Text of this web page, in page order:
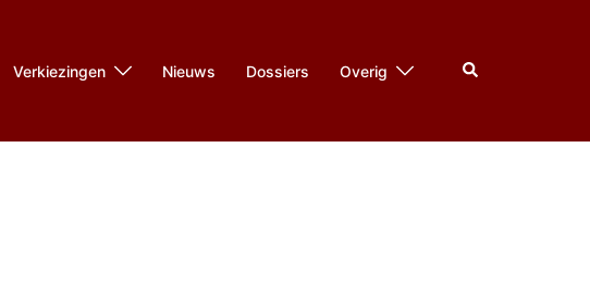
Verkiezingen Nieuws Dossiers Overig Zoeken